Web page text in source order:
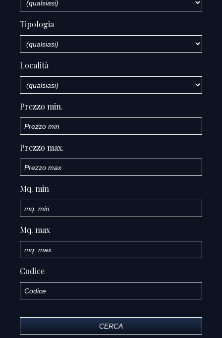
Tipologia
Località
Prezzo min.
Prezzo max.
Mq. min
Mq. max
Codice
CERCA